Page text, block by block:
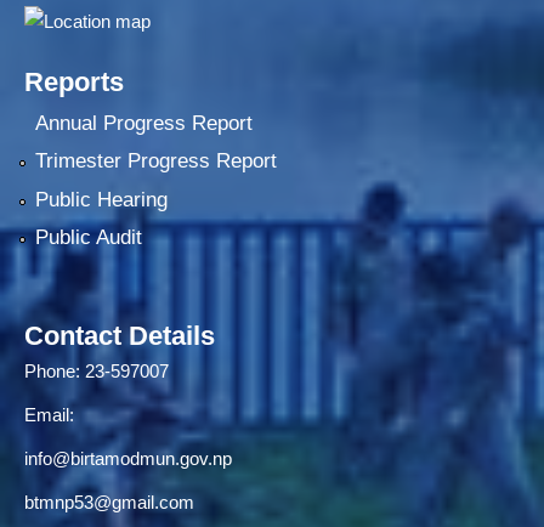
Reports
Annual Progress Report
Trimester Progress Report
Public Hearing
Public Audit
Contact Details
Phone: 23-597007
Email:
info@birtamodmun.gov.np
btmnp53@gmail.com